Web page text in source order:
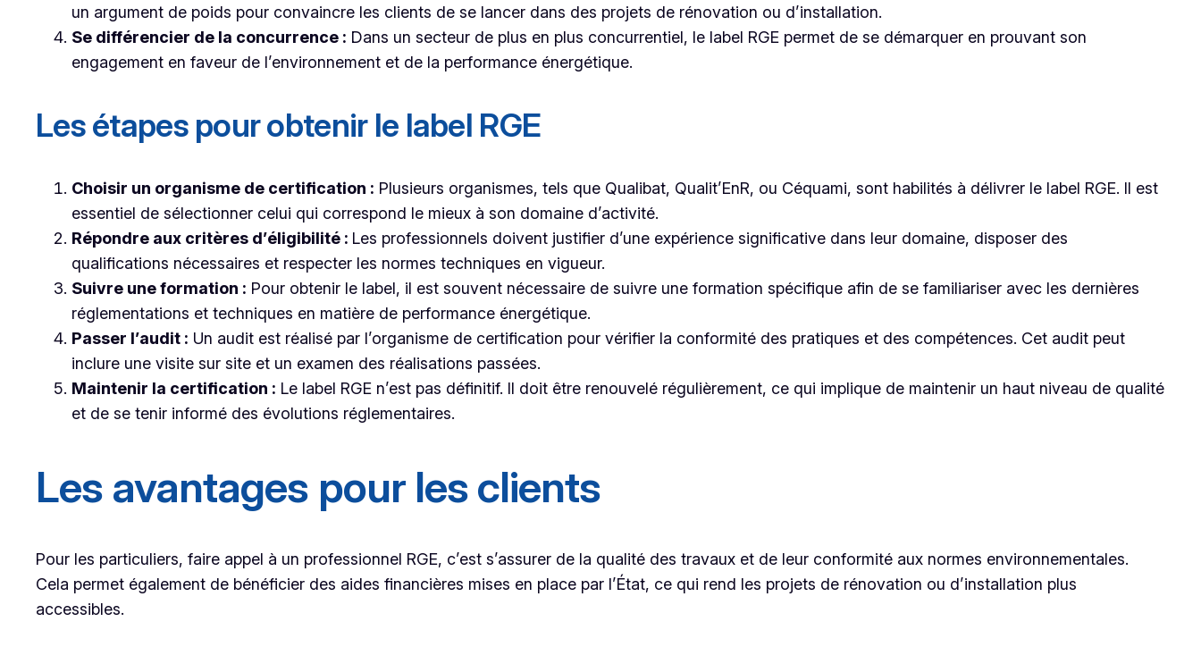
un argument de poids pour convaincre les clients de se lancer dans des projets de rénovation ou d’installation.
Se différencier de la concurrence : Dans un secteur de plus en plus concurrentiel, le label RGE permet de se démarquer en prouvant son
engagement en faveur de l’environnement et de la performance énergétique.
Les étapes pour obtenir le label RGE
Choisir un organisme de certification : Plusieurs organismes, tels que Qualibat, Qualit’EnR, ou Céquami, sont habilités à délivrer le label RGE. Il est
essentiel de sélectionner celui qui correspond le mieux à son domaine d’activité.
Répondre aux critères d’éligibilité : Les professionnels doivent justifier d’une expérience significative dans leur domaine, disposer des
qualifications nécessaires et respecter les normes techniques en vigueur.
Suivre une formation : Pour obtenir le label, il est souvent nécessaire de suivre une formation spécifique afin de se familiariser avec les dernières
réglementations et techniques en matière de performance énergétique.
Passer l’audit : Un audit est réalisé par l’organisme de certification pour vérifier la conformité des pratiques et des compétences. Cet audit peut
inclure une visite sur site et un examen des réalisations passées.
Maintenir la certification : Le label RGE n’est pas définitif. Il doit être renouvelé régulièrement, ce qui implique de maintenir un haut niveau de qualité
et de se tenir informé des évolutions réglementaires.
Les avantages pour les clients
Pour les particuliers, faire appel à un professionnel RGE, c’est s’assurer de la qualité des travaux et de leur conformité aux normes environnementales.
Cela permet également de bénéficier des aides financières mises en place par l’État, ce qui rend les projets de rénovation ou d’installation plus
accessibles.